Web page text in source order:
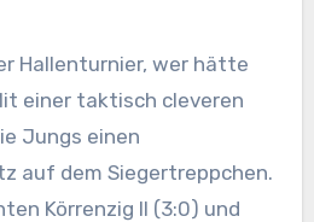
einer taktisch cleveren
Jungs einen
auf dem Siegertreppchen.
Körrenzig II (3:0) und